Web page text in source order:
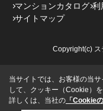
マンションカタログ 利
サイトマップ
Copyright(c) ス
当サイトでは、お客様の当
して、クッキー（Cookie）を
詳しくは、当社の 「Cookie